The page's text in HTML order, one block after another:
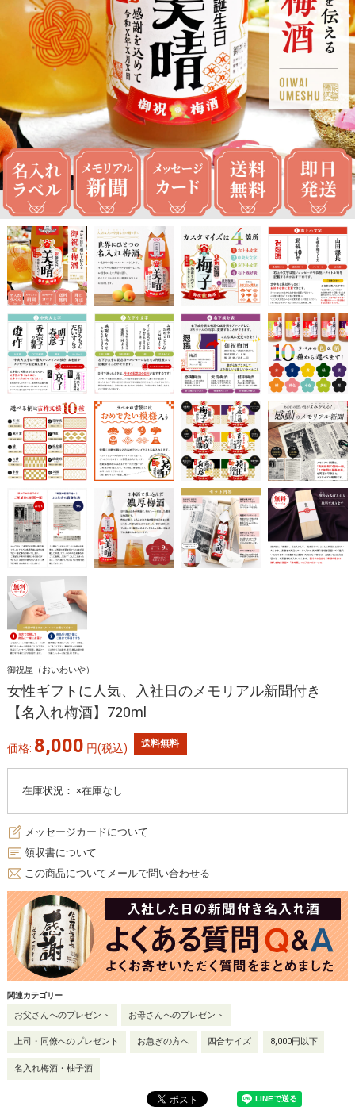
御祝屋（おいわいや）
女性ギフトに人気、入社日のメモリアル新聞付き
【名入れ梅酒】720ml
価格: 8,000 円(税込) 送料無料
在庫状況：×在庫なし
メッセージカードについて
領収書について
この商品についてメールで問い合わせる
関連カテゴリー
お父さんへのプレゼント お母さんへのプレゼント
上司・同僚へのプレゼント お急ぎの方へ 四合サイズ 8,000円以下
名入れ梅酒・柚子酒